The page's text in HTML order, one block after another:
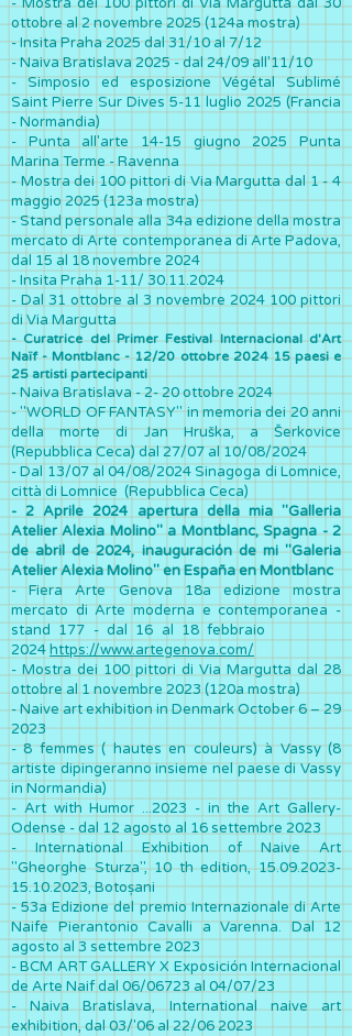
ottobre al 2 novembre 2025 (124a mostra)
- Insita Praha 2025 dal 31/10 al 7/12
- Naiva Bratislava 2025 - dal 24/09 all'11/10
- Simposio ed esposizione Végétal Sublimé
Saint Pierre Sur Dives 5-11 luglio 2025 (Francia
- Normandia)
- Punta all'arte 14-15 giugno 2025 Punta
Marina Terme - Ravenna
-Mostra dei 100 pittori di Via Margutta dal 1 - 4
maggio 2025 (123a mostra)
- Stand personale alla 34a edizione della mostra
mercato di Arte contemporanea di Arte Padova,
dal 15 al 18 novembre 2024
- Insita Praha 1-11/ 30.11.2024
- Dal 31 ottobre al 3 novembre 2024 100 pittori
di Via Margutta
- Curatrice del Primer Festival Internacional d'Art
Naïf - Montblanc - 12/20 ottobre 2024 15 paesi e
25 artisti partecipanti
- Naiva Bratislava - 2- 20 ottobre 2024
- "WORLD OF FANTASY" in memoria dei 20 anni
della morte di Jan Hruška, a Šerkovice
(Repubblica Ceca) dal 27/07 al 10/08/2024
- Dal 13/07 al 04/08/2024 Sinagoga di Lomnice,
città di Lomnice (Repubblica Ceca)
- 2 Aprile 2024 apertura della mia "Galleria
Atelier Alexia Molino" a Montblanc, Spagna - 2
de abril de 2024, inauguración de mi "Galeria
Atelier Alexia Molino" en España en Montblanc
- Fiera Arte Genova 18a edizione mostra
mercato di Arte moderna e contemporanea -
stand 177 - dal 16 al 18 febbraio
2024 https://www.artegenova.com/
- Mostra dei 100 pittori di Via Margutta dal 28
ottobre al 1 novembre 2023 (120a mostra)
- Naive art exhibition in Denmark October 6 – 29
2023
- 8 femmes ( hautes en couleurs) à Vassy (8
artiste dipingeranno insieme nel paese di Vassy
in Normandia)
- Art with Humor ...2023 - in the Art Gallery-
Odense - dal 12 agosto al 16 settembre 2023
- International Exhibition of Naive Art
"Gheorghe Sturza", 10 th edition,15.09.2023-
15.10.2023, Botoșani
- 53a Edizione del premio Internazionale di Arte
Naife Pierantonio Cavalli a Varenna. Dal 12
agosto al 3 settembre 2023
- BCM ART GALLERY X Exposición Internacional
de Arte Naif dal 06/06723 al 04/07/23
- Naiva Bratislava, International naive art
exhibition, dal 03/'06 al 22/06 2023